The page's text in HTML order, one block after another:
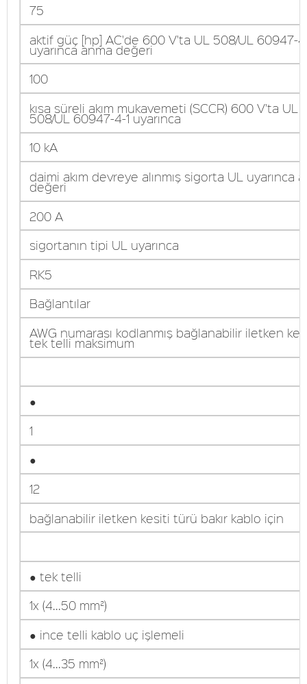
75
aktif güç [hp] AC'de 600 V'ta UL 508/UL 60947-
uyarınca anma değeri
100
kısa süreli akım mukavemeti (SCCR) 600 V'ta UL
508/UL 60947-4-1 uyarınca
10 kA
daimi akım devreye alınmış sigorta UL uyarınca
değeri
200 A
sigortanın tipi UL uyarınca
RK5
Bağlantılar
AWG numarası kodlanmış bağlanabilir iletken
tek telli maksimum
●
1
●
12
bağlanabilir iletken kesiti türü bakır kablo için
● tek telli
1x (4...50 mm²)
● ince telli kablo uç işlemeli
1x (4...35 mm²)